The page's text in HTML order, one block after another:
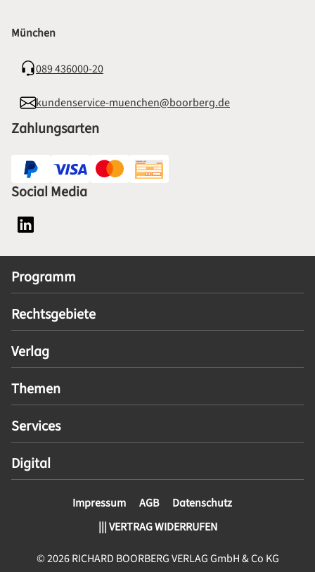
München
089 436000-20
kundenservice-muenchen@boorberg.de
Zahlungsarten
Social Media
Social Media Plattform LinkedIn
Programm
Rechtsgebiete
Verlag
Themen
Services
Digital
Impressum AGB
Datenschutz
||| VERTRAG WIDERRUFEN
© 2026 RICHARD BOORBERG VERLAG GmbH & Co KG